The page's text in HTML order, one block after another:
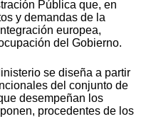
Pública que, en
y demandas de la
europea,
del Gobierno.
se diseña a partir
del conjunto de
desempeñan los
procedentes de los